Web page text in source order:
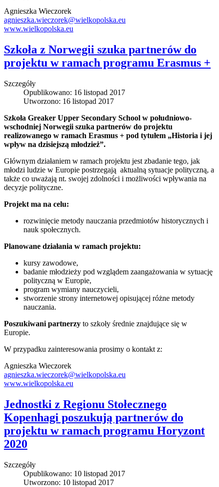
Agnieszka Wieczorek
agnieszka.wieczorek@wielkopolska.eu
www.wielkopolska.eu
Szkoła z Norwegii szuka partnerów do
projektu w ramach programu Erasmus +
Szczegóły
Opublikowano: 16 listopad 2017
Utworzono: 16 listopad 2017
Szkoła Greaker Upper Secondary School w południowo-
wschodniej Norwegii szuka partnerów do projektu
realizowanego w ramach Erasmus + pod tytułem „Historia i jej
wpływ na dzisiejszą młodzież”.
Głównym działaniem w ramach projektu jest zbadanie tego, jak
młodzi ludzie w Europie postrzegają aktualną sytuacje polityczną, a
także co uważają nt. swojej zdolności i możliwości wpływania na
decyzje polityczne.
Projekt ma na celu:
rozwinięcie metody nauczania przedmiotów historycznych i
nauk społecznych.
Planowane działania w ramach projektu:
kursy zawodowe,
badanie młodzieży pod wzglądem zaangażowania w sytuację
polityczną w Europie,
program wymiany nauczycieli,
stworzenie strony internetowej opisującej różne metody
nauczania.
Poszukiwani partnerzy to szkoły średnie znajdujące się w
Europie.
W przypadku zainteresowania prosimy o kontakt z:
Agnieszka Wieczorek
agnieszka.wieczorek@wielkopolska.eu
www.wielkopolska.eu
Jednostki z Regionu Stołecznego
Kopenhagi poszukują partnerów do
projektu w ramach programu Horyzont
2020
Szczegóły
Opublikowano: 10 listopad 2017
Utworzono: 10 listopad 2017